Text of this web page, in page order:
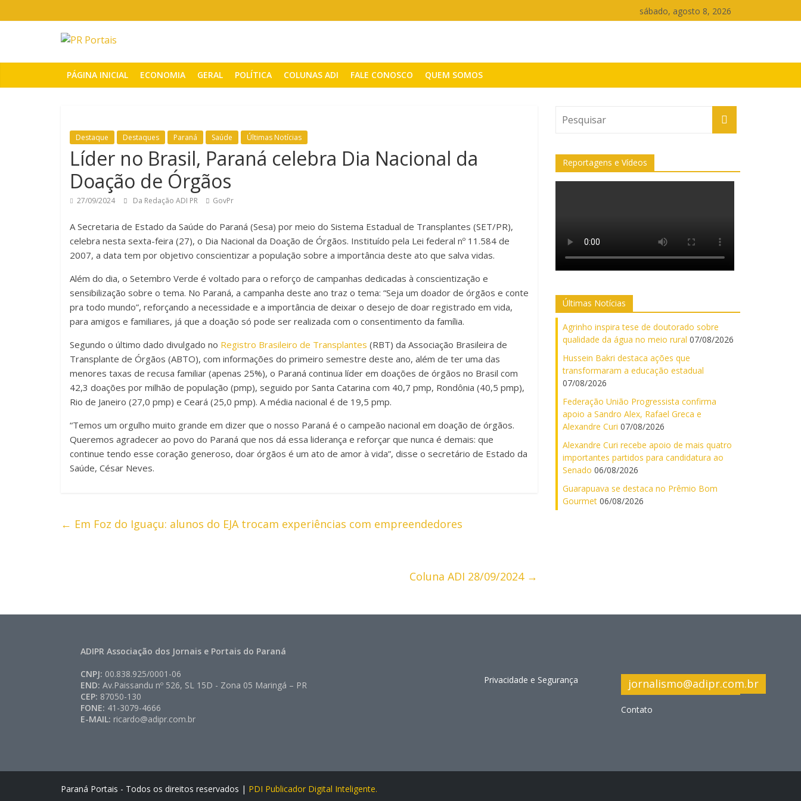
para
sábado, agosto 8, 2026
PR
Portais
notícias
do
Paraná
PÁGINA INICIAL ECONOMIA GERAL POLÍTICA COLUNAS ADI FALE CONOSCO QUEM SOMOS
Destaque Destaques Paraná Saúde Últimas Notícias
Líder no Brasil, Paraná celebra Dia Nacional da
Doação de Órgãos
27/09/2024 Da Redação ADI PR GovPr
A Secretaria de Estado da Saúde do Paraná (Sesa) por meio do Sistema Estadual de Transplantes (SET/PR),
celebra nesta sexta-feira (27), o Dia Nacional da Doação de Órgãos. Instituído pela Lei federal nº 11.584 de
2007, a data tem por objetivo conscientizar a população sobre a importância deste ato que salva vidas.
Além do dia, o Setembro Verde é voltado para o reforço de campanhas dedicadas à conscientização e
sensibilização sobre o tema. No Paraná, a campanha deste ano traz o tema: “Seja um doador de órgãos e conte
pra todo mundo”, reforçando a necessidade e a importância de deixar o desejo de doar registrado em vida,
para amigos e familiares, já que a doação só pode ser realizada com o consentimento da família.
Segundo o último dado divulgado no Registro Brasileiro de Transplantes (RBT) da Associação Brasileira de
Transplante de Órgãos (ABTO), com informações do primeiro semestre deste ano, além de ter uma das
menores taxas de recusa familiar (apenas 25%), o Paraná continua líder em doações de órgãos no Brasil com
42,3 doações por milhão de população (pmp), seguido por Santa Catarina com 40,7 pmp, Rondônia (40,5 pmp),
Rio de Janeiro (27,0 pmp) e Ceará (25,0 pmp). A média nacional é de 19,5 pmp.
“Temos um orgulho muito grande em dizer que o nosso Paraná é o campeão nacional em doação de órgãos.
Queremos agradecer ao povo do Paraná que nos dá essa liderança e reforçar que nunca é demais: que
continue tendo esse coração generoso, doar órgãos é um ato de amor à vida”, disse o secretário de Estado da
Saúde, César Neves.
← Em Foz do Iguaçu: alunos do EJA trocam experiências com empreendedores
Coluna ADI 28/09/2024 →
Reportagens e Vídeos
Últimas Notícias
Agrinho inspira tese de doutorado sobre
qualidade da água no meio rural 07/08/2026
Hussein Bakri destaca ações que
transformaram a educação estadual
07/08/2026
Federação União Progressista confirma
apoio a Sandro Alex, Rafael Greca e
Alexandre Curi 07/08/2026
Alexandre Curi recebe apoio de mais quatro
importantes partidos para candidatura ao
Senado 06/08/2026
Guarapuava se destaca no Prêmio Bom
Gourmet 06/08/2026
ADIPR Associação dos Jornais e Portais do Paraná
CNPJ: 00.838.925/0001-06
END: Av.Paissandu nº 526, SL 15D - Zona 05 Maringá – PR
CEP: 87050-130
FONE: 41-3079-4666
E-MAIL: ricardo@adipr.com.br
Privacidade e Segurança jornalismo@adipr.com.br
Contato
Paraná Portais - Todos os direitos reservados | PDI Publicador Digital Inteligente.